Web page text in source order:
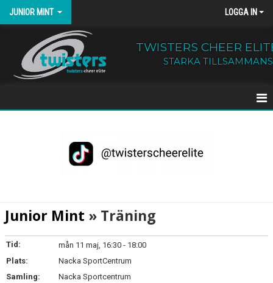
JUNIOR MINT LOGGA IN
TWISTERS CHEER
STARKA TILLSAMMANS
Junior Mint » Träning
Tid:
mån 11 maj, 16:30 - 18:00
Plats:
Nacka SportCentrum
Samling:
Nacka Sportcentrum